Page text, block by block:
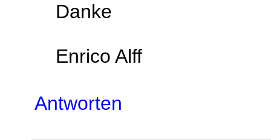
Danke
Enrico Alff
Antworten